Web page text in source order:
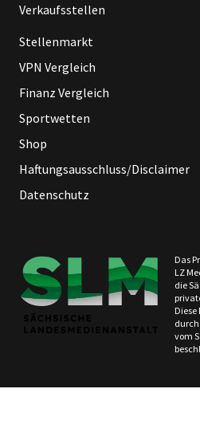
Verkaufsstellen
Stellenmarkt
VPN Vergleich
Finanz Vergleich
Sportwetten
Shop
Haftungsausschluss/Disclaimer
Datenschutz
Das
LZ
die
vom